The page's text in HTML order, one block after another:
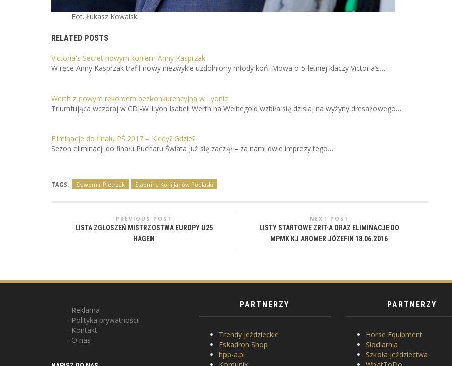
Fot. Łukasz Kowalski
RELATED POSTS
Victoria's Secret nowym koniem Anny Kasprzak
W ręce Anny Kasprzak trafił nowy niezwykle uzdolniony młody koń. Mowa o 5-letniej klaczy Victoria’s…
Werth z nowym rekordem bezkonkurencyjna w Lyonie
Triumfująca wczoraj w CDI-W Lyon Isabell Werth na Weihegold wzbiła się dzisiaj na wyżyny dresażowego…
Eliminacje do finału PŚ 2017 – Kiedy? Gdzie?
Sezon eliminacji do finału Pucharu Świata już się zaczął – za nami dwie imprezy tego…
TAGS: Sławomir Pietrzak Stadnina Koni Janów Podlaski
PREVIOUS POST
LISTA ZGŁOSZEŃ MISTRZOSTWA EUROPY U25
HAGEN
NEXT POST
LISTY STARTOWE ZRIT-A ORAZ ELIMINACJE DO
MPMK KJ AROMER JÓZEFIN 18.06.2016
Reklama
Polityka prywatności
Kontakt
O nas
PARTNERZY
Trendy jeździeckie
Eskadron Shop
hpp-a.pl
PARTNERZY
Horse Equipment
Siodlarnia
Szkoła jeździectwa